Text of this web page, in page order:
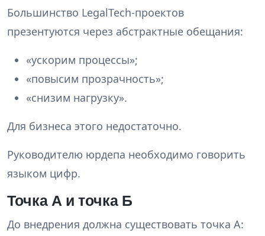
Большинство LegalTech-проектов
презентуются через абстрактные обещания:
«ускорим процессы»;
«повысим прозрачность»;
«снизим нагрузку».
Для бизнеса этого недостаточно.
Руководителю юрдепа необходимо говорить
языком цифр.
Точка А и точка Б
До внедрения должна существовать точка А: